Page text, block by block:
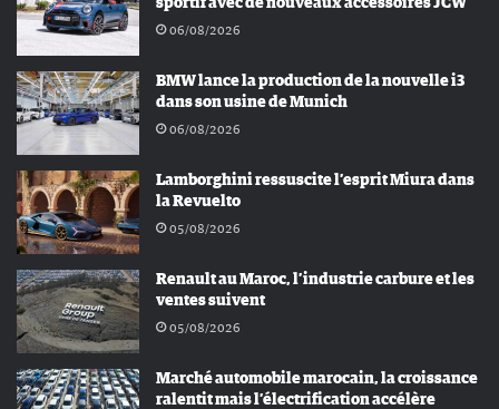
06/08/2026
BMW lance la production de la nouvelle i3
dans son usine de Munich
06/08/2026
Lamborghini ressuscite l’esprit Miura dans
la Revuelto
05/08/2026
Renault au Maroc, l’industrie carbure et les
ventes suivent
05/08/2026
Marché automobile marocain, la croissance
ralentit mais l’électrification accélère